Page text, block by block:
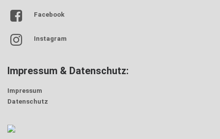
Facebook
Instagram
Impressum & Datenschutz:
Impressum
Datenschutz